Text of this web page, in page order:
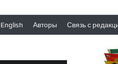
English Авторы Связь с